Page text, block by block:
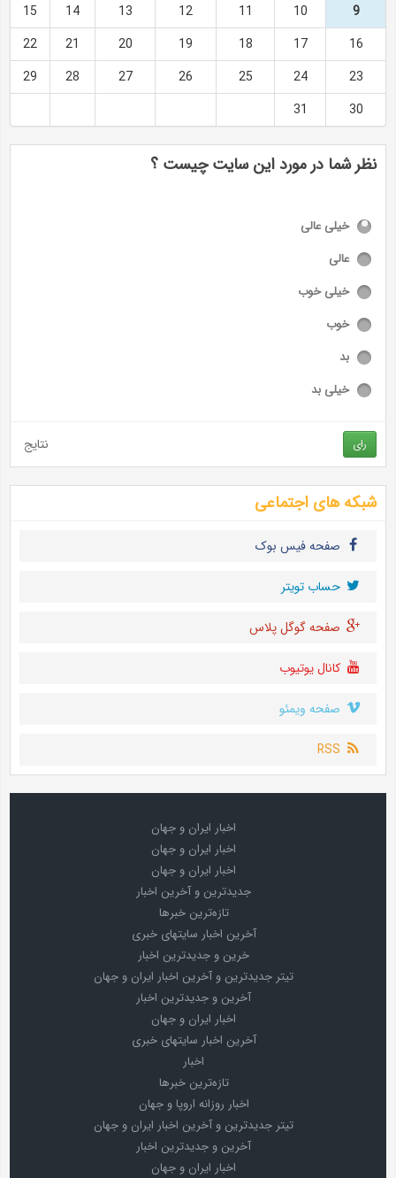
9
10
11
12
13
14
15
16
17
18
19
20
21
22
23
24
25
26
27
28
29
30
31
نظر شما در مورد این سایت چیست ؟
خیلی عالی
عالی
خیلی خوب
خوب
بد
خیلی بد
رای نتایج
شبکه های اجتماعی
صفحه فیس بوک
حساب تويتر
صفحه گوگل پلاس
کانال یوتیوب
صفحه ویمئو
RSS
اخبار ایران و جهان
اخبار ایران و جهان
اخبار ایران و جهان
جدیدترین و آخرین اخبار
تازه‌ترین خبرها
آخرین اخبار سایتهای خبری
خرین و جدیدترین اخبار
تیتر جدیدترین و آخرین اخبار ایران و جهان
آخرین و جدیدترین اخبار
اخبار ایران و جهان
آخرین اخبار سایتهای خبری
اخبار
تازه‌ترین خبرها
اخبار روزانه اروپا و جهان
تیتر جدیدترین و آخرین اخبار ایران و جهان
آخرین و جدیدترین اخبار
اخبار ایران و جهان